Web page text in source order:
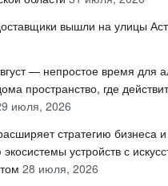
вышли на улицы
— непростое время для
пространство, где
июля, 2026
стратегию бизнеса
экосистемы устройств с
28 июля, 2026